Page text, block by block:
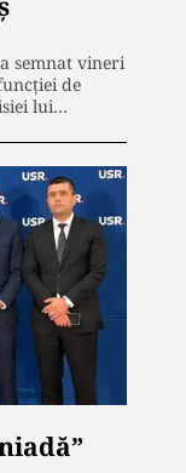
semnat vineri
de
lui…